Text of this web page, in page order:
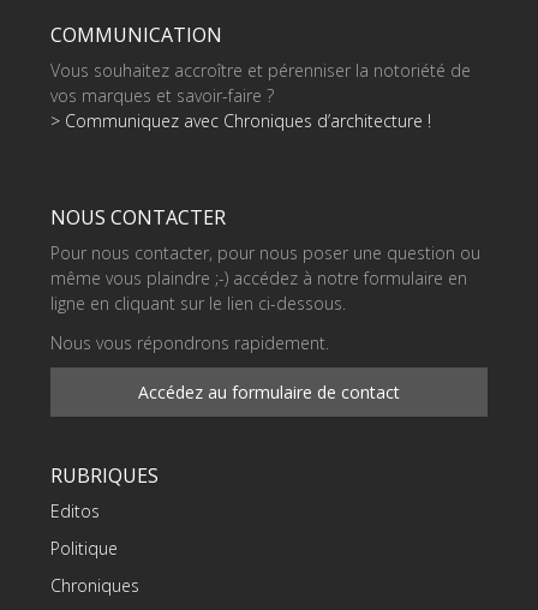
COMMUNICATION
Vous souhaitez accroître et pérenniser la notoriété de
vos marques et savoir-faire ?
> Communiquez avec Chroniques d’architecture !
NOUS CONTACTER
Pour nous contacter, pour nous poser une question ou
même vous plaindre ;-) accédez à notre formulaire en
ligne en cliquant sur le lien ci-dessous.
Nous vous répondrons rapidement.
Accédez au formulaire de contact
RUBRIQUES
Editos
Politique
Chroniques